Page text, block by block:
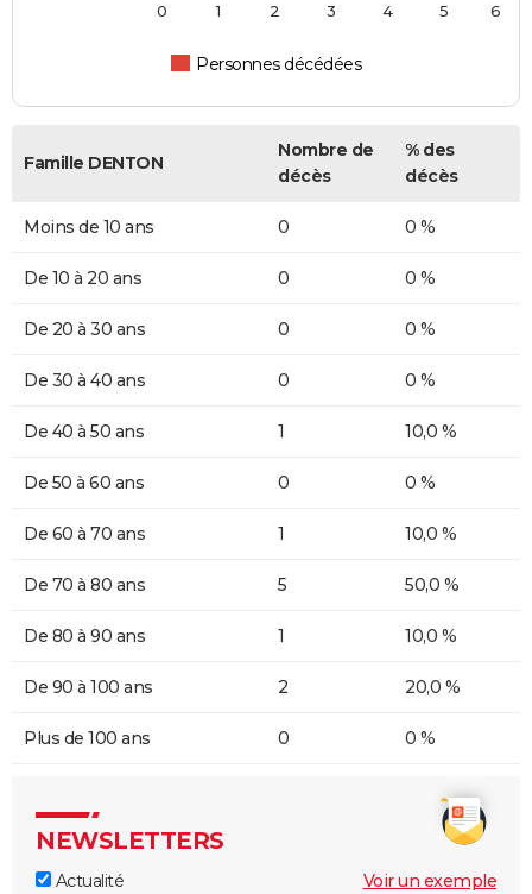
Personnes décédées
0 1 2 3 4 5 6
Famille DENTON
Nombre de
décès
% des
décès
Moins de 10 ans 0 0 %
De 10 à 20 ans 0 0 %
De 20 à 30 ans 0 0 %
De 30 à 40 ans 0 0 %
De 40 à 50 ans 1 10,0 %
De 50 à 60 ans 0 0 %
De 60 à 70 ans 1 10,0 %
De 70 à 80 ans 5 50,0 %
De 80 à 90 ans 1 10,0 %
De 90 à 100 ans 2 20,0 %
Plus de 100 ans 0 0 %
NEWSLETTERS
Actualité
Voir un exemple